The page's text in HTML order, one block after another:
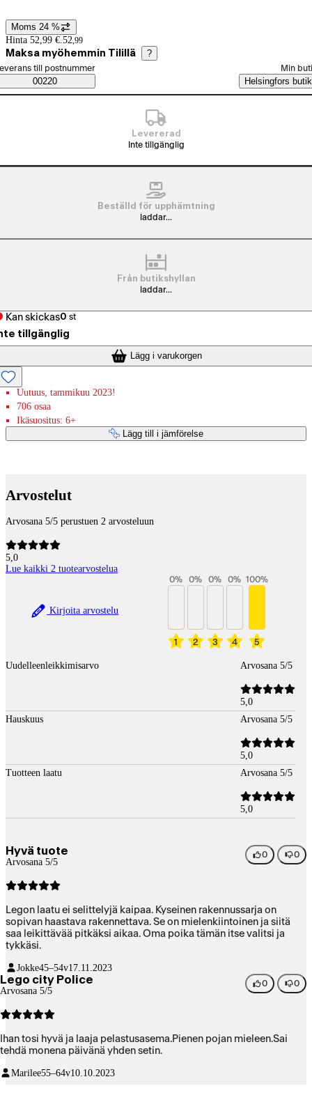
Prisinformation
Moms 24 %
Hinta 52,99 €. 52,99
Maksa myöhemmin Tilillä ?
Saatavuustiedot
beställningssätt
till postnummer
00220
Min
Helsingfors butik
Levererad
Inte tillgänglig
Beställd för upphämtning
laddar...
Från butikshyllan
laddar...
Kan skickas0 st
tillgänglig
Lägg i varukorgen
Uutuus, tammikuu 2023!
706 osaa
Ikäsuositus: 6+
Lägg till i jämförelse
Arvostelut
Arvosana 5/5 perustuen 2 arvosteluun
5,0
Lue kaikki 2 tuotearvostelua
Kirjoita arvostelu
1
0%
2
0%
3
0%
4
0%
5
100%
Uudelleenleikkimisarvo Arvosana 5/5
5,0
Hauskuus
Arvosana 5/5
5,0
Tuotteen laatu
Arvosana 5/5
5,0
Hyvä tuote
Arvosana 5/5
0 0
Legon laatu ei selittelyjä kaipaa. Kyseinen rakennussarja on
sopivan haastava rakennettava. Se on mielenkiintoinen ja siitä
saa leikittävää pitkäksi aikaa. Oma poika tämän itse valitsi ja
tykkäsi.
Jokke45–54v17.11.2023
Lego city Police
Arvosana 5/5
0 0
Ihan tosi hyvä ja laaja pelastusasema.Pienen pojan mieleen.Sai
tehdä monena päivänä yhden setin.
Marilee55–64v10.10.2023